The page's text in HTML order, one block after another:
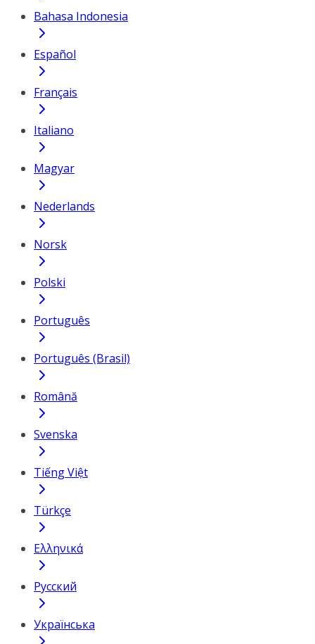
Bahasa Indonesia
Español
Français
Italiano
Magyar
Nederlands
Norsk
Polski
Português
Português (Brasil)
Română
Svenska
Tiếng Việt
Türkçe
Ελληνικά
Русский
Українська